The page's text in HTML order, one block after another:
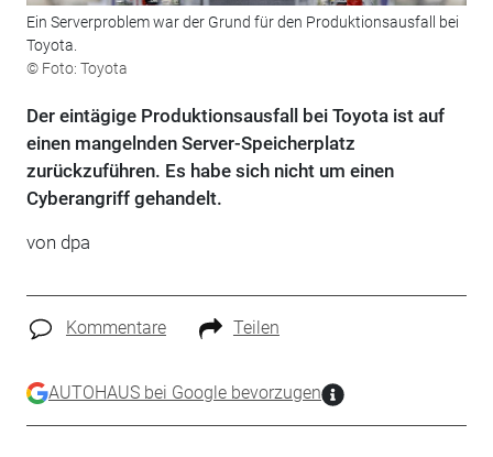
Ein Serverproblem war der Grund für den Produktionsausfall bei
Toyota.
© Foto: Toyota
Der eintägige Produktionsausfall bei Toyota ist auf
einen mangelnden Server-Speicherplatz
zurückzuführen. Es habe sich nicht um einen
Cyberangriff gehandelt.
von dpa
Kommentare Teilen
AUTOHAUS bei Google bevorzugen